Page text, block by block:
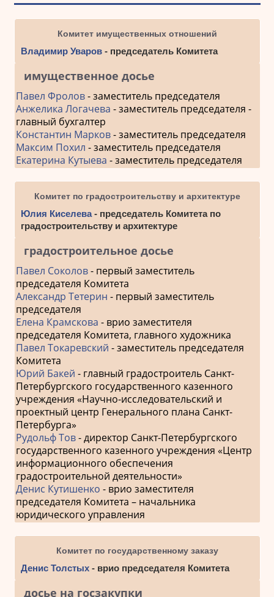
Комитет имущественных отношений
Владимир Уваров- председатель Комитета
имущественное досье
Павел Фролов- заместитель председателя
Анжелика Логачева - заместитель председателя -
главный бухгалтер
Константин Марков- заместитель председателя
Максим Похил - заместитель председателя
Екатерина Кутыева - заместитель председателя
Комитет по градостроительству и архитектуре
Юлия Киселева- председатель Комитета по
градостроительству и архитектуре
градостроительное досье
Павел Соколов- первый заместитель
председателя Комитета
Александр Тетерин - первый заместитель
председателя
Елена Крамскова - врио заместителя
председателя Комитета, главного художника
Павел Токаревский - заместитель председателя
Комитета
Юрий Бакей - главный градостроитель Санкт-
Петербургского государственного казенного
учреждения «Научно-исследовательский и
проектный центр Генерального плана Санкт-
Петербурга»
Рудольф Тов- директор Санкт-Петербургского
государственного казенного учреждения «Центр
информационного обеспечения
градостроительной деятельности»
Денис Кутишенко - врио заместителя
председателя Комитета – начальника
юридического управления
Комитет по государственному заказу
Денис Толстых- врио председателя Комитета
досье на госзакупки